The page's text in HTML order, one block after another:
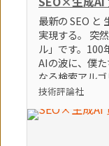
最新の SEO と
実現する。 突然ですが、この本の主題は「サバイバ
ル」です。100
AIの波に、僕
なる検索アル
コン」とすら言
るのか？ そん
技術評論社